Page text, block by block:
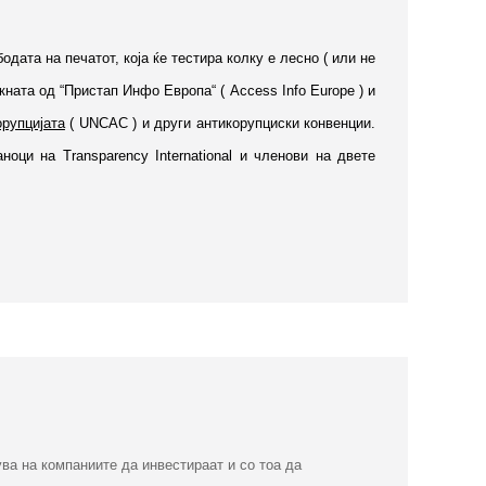
на печатот, која ќе тестира колку е лесно ( или не
од “Пристап Инфо Европа“ ( Access Info Europe ) и
( UNCAC) и други антикорупциски конвенции.
на Transparency International и членови на двете
на компаниите да инвестираат и со тоа да